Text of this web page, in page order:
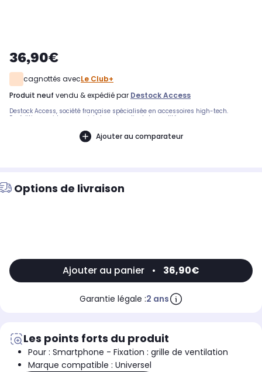
36,90€
cagnottés avecLe Club+
produit neuf vendu & expédié par Destock Access
Destock Access, société française spécialisée en accessoires high-tech.
Expédition rapide avec suivi et service client de qualité.
Ajouter au comparateur
Options de livraison
Ajouter au panier • 36,90€
Garantie légale :2 ans
Les points forts du produit
Pour : Smartphone - Fixation : grille de ventilation
Marque compatible : Universel